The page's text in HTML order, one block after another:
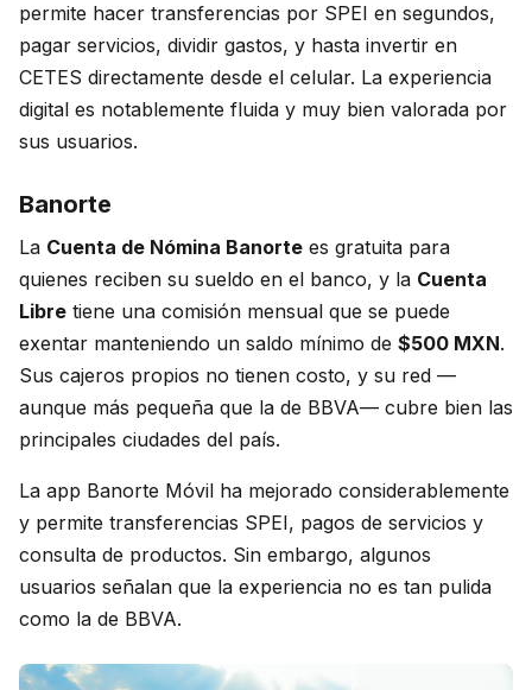
permite hacer transferencias por SPEI en segundos,
pagar servicios, dividir gastos, y hasta invertir en
CETES directamente desde el celular. La experiencia
digital es notablemente fluida y muy bien valorada por
sus usuarios.
Banorte
La Cuenta de Nómina Banorte es gratuita para
quienes reciben su sueldo en el banco, y la Cuenta
Libre tiene una comisión mensual que se puede
exentar manteniendo un saldo mínimo de $500 MXN.
Sus cajeros propios no tienen costo, y su red —
aunque más pequeña que la de BBVA— cubre bien las
principales ciudades del país.
La app Banorte Móvil ha mejorado considerablemente
y permite transferencias SPEI, pagos de servicios y
consulta de productos. Sin embargo, algunos
usuarios señalan que la experiencia no es tan pulida
como la de BBVA.